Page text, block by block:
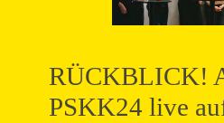
RÜCKBLICK!
PSKK24 live